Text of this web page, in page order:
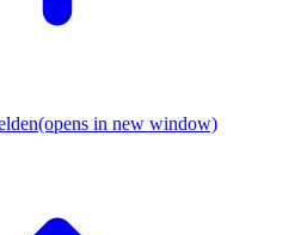
(opens in new window)